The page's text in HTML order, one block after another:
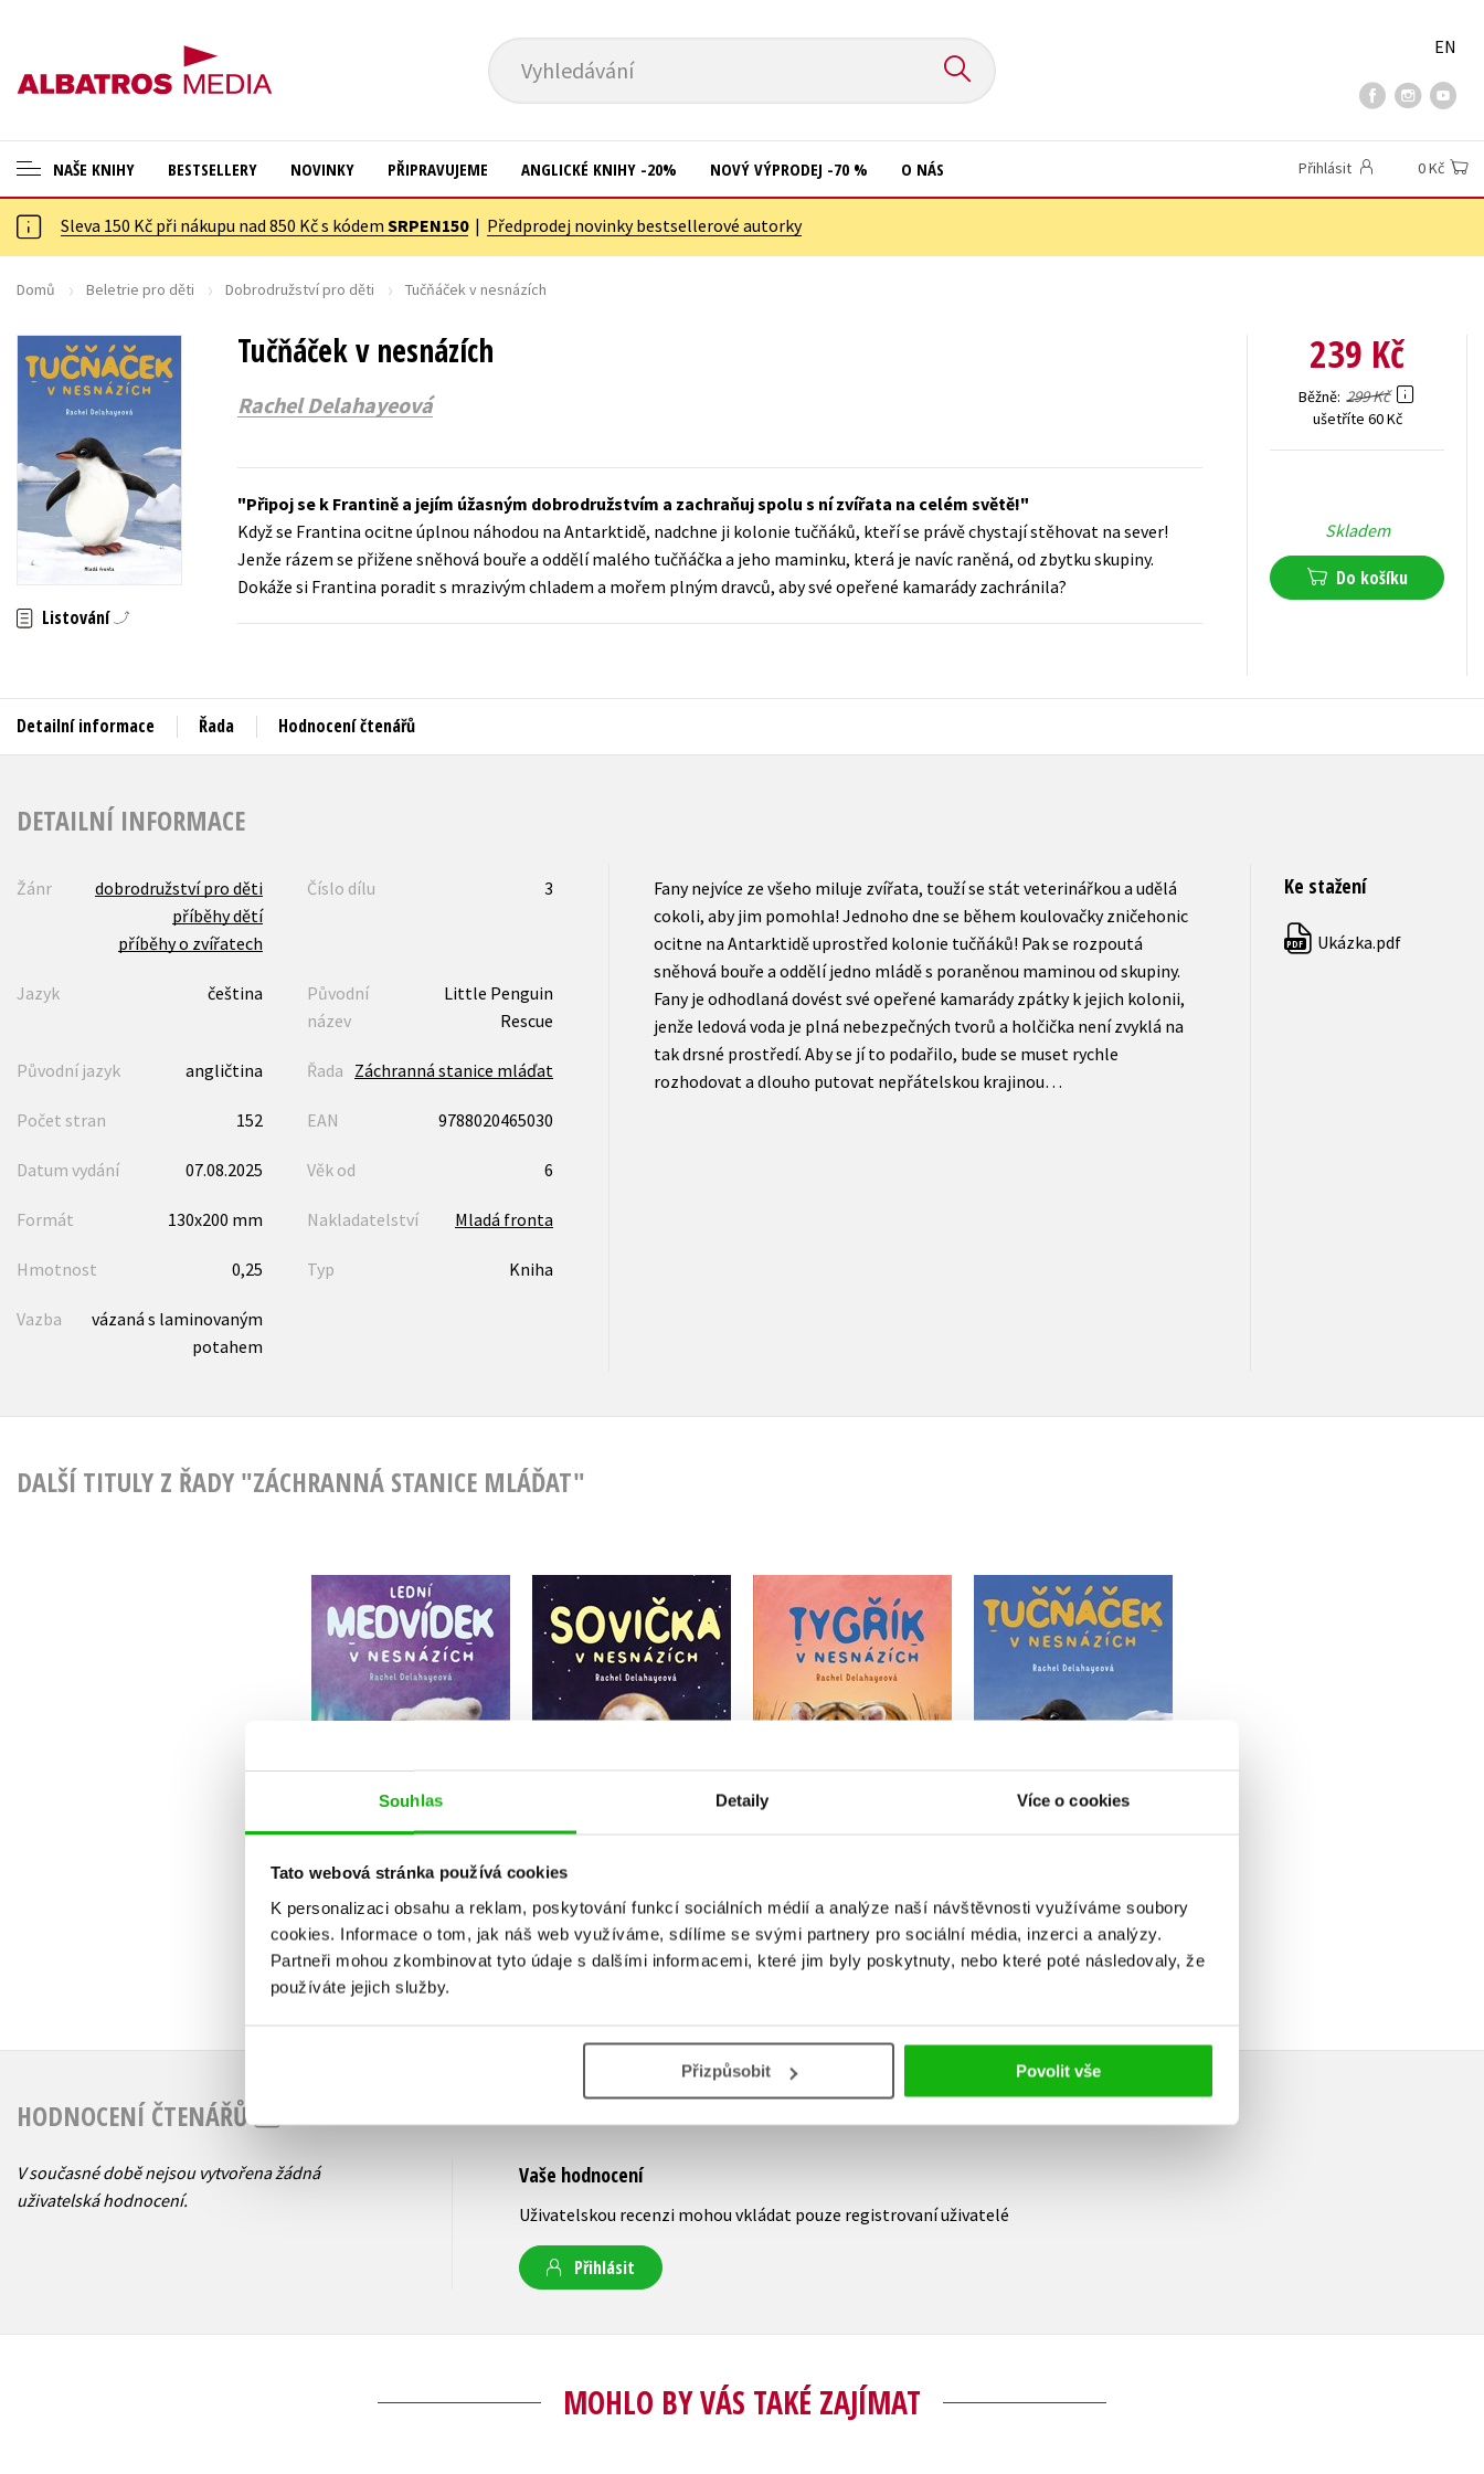
Souhlas Detaily Více o cookies
Tato webová stránka používá cookies
K personalizaci obsahu a reklam, poskytování funkcí sociálních médií a analýze naší návštěvnosti využíváme soubory
cookies. Informace o tom, jak náš web využíváme, sdílíme se svými partnery pro sociální média, inzerci a analýzy.
Partneři mohou zkombinovat tyto údaje s dalšími informacemi, které jim byly poskytnuty, nebo které poté následovaly, že
používáte jejich služby.
Přizpůsobit Povolit vše
Vyhledávání
EN
NAŠE KNIHY
ANGLICKÉ KNIHY -20 %
NOVÝ VÝPRODEJ -70 %
ASTERIX S DÁRKEM
🎁DÁRKOVÉ PUBLIKACE
✉️ DÁRKOVÉ POUKAZY
Auto - moto
Beletrie pro děti
Byznys a ekonomie
Cestování
Dárkové publikace
Digitální fotografie
Esoterika a duchovní svět
Jazyky
Kalendáře
Populárně - naučná pro dospělé
Populárně - naučné pro děti
Předškoláci
Příroda a zahrada
Young adult
Young adult (SK)
Zahraniční literatura
BESTSELLERY NOVINKY PŘIPRAVUJEME ANGLICKÉ KNIHY -20% NOVÝ VÝPRODEJ -70 % O NÁS Přihlásit 0 Kč
Sleva 150 Kč při nákupu nad 850 Kč s kódem SRPEN150| Předprodej novinky bestsellerové autorky
Domů Beletrie pro děti Dobrodružství pro děti Tučňáček v nesnázích
Tučňáček v nesnázích
Rachel Delahayeová
Listování
Připoj se k Frantině a jejím úžasným dobrodružstvím a zachraňuj spolu s ní zvířata na celém světě!
Když se Frantina ocitne úplnou náhodou na Antarktidě, nadchne ji kolonie tučňáků, kteří se právě chystají stěhovat na sever!
Jenže rázem se přižene sněhová bouře a oddělí malého tučňáčka a jeho maminku, která je navíc raněná, od zbytku skupiny.
Dokáže si Frantina poradit s mrazivým chladem a mořem plným dravců, aby své opeřené kamarády zachránila?
239 Kč
Běžně 299 Kč
ušetříte 60 Kč
Skladem
Do košíku
Detailní informace Řada Hodnocení čtenářů
DETAILNÍ INFORMACE
Žánr
dobrodružství pro děti
příběhy dětí
příběhy o zvířatech
Číslo dílu 3
Jazyk čeština
Původní
název
Little Penguin
Rescue
Původní jazyk angličtina Řada Záchranná stanice mláďat
Počet stran 152 EAN 9788020465030
Datum vydání 07.08.2025 Věk od 6
Formát 130x200 mm Nakladatelství Mladá fronta
Hmotnost 0,25 Typ Kniha
Vazba
vázaná s laminovaným
potahem
Fany nejvíce ze všeho miluje zvířata, touží se stát veterinářkou a udělá
cokoli, aby jim pomohla! Jednoho dne se během koulovačky zničehonic
ocitne na Antarktidě uprostřed kolonie tučňáků! Pak se rozpoutá
sněhová bouře a oddělí jedno mládě s poraněnou maminou od skupiny.
Fany je odhodlaná dovést své opeřené kamarády zpátky k jejich kolonii,
jenže ledová voda je plná nebezpečných tvorů a holčička není zvyklá na
tak drsné prostředí. Aby se jí to podařilo, bude se muset rychle
rozhodovat a dlouho putovat nepřátelskou krajinou…
Ke stažení
PDF Ukázka.pdf
DALŠÍ TITULY Z ŘADY "ZÁCHRANNÁ STANICE MLÁĎAT"
Lední medvídek v
nesnázích
Rachel Delahayeová
Do košíku
Sovička v nesnázích
Rachel Delahayeová
Tygřík v nesnázích
Rachel Delahayeová
Tučňáček v nesnázích
Rachel Delahayeová
Do košíku
HODNOCENÍ ČTENÁŘŮ
V současné době nejsou vytvořena žádná
uživatelská hodnocení.
Vaše hodnocení
Uživatelskou recenzi mohou vkládat pouze registrovaní uživatelé
Přihlásit
MOHLO BY VÁS TAKÉ ZAJÍMAT